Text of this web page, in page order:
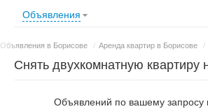
Объявления
Объявления в Борисове / Аренда квартир в Борисове /
Снять двухкомнатную квартиру
Объявлений по вашему запросу